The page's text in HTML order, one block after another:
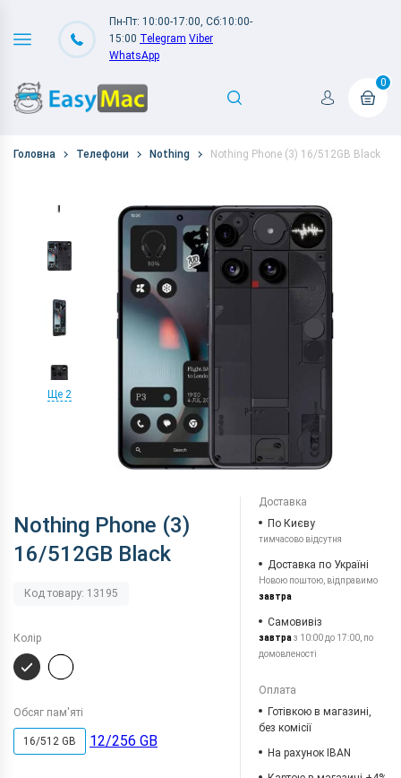
Пн-Пт: 10:00-17:00, Сб:10:00-
15:00 Telegram Viber
WhatsApp
0
Головна Телефони Nothing Nothing Phone (3) 16/512GB Black
Ще 2
Nothing Phone (3)
16/512GB Black
Код товару: 13195
Колір
Обсяг пам'яті
16/512 GB 12/256 GB
Доставка
По Києву
тимчасово відсутня
Доставка по Україні
Новою поштою, відправимо
завтра
Самовивіз
завтраз 10:00 до 17:00, по
домовленості
Оплата
Готівкою в магазині,
без комісії
На рахунок IBAN